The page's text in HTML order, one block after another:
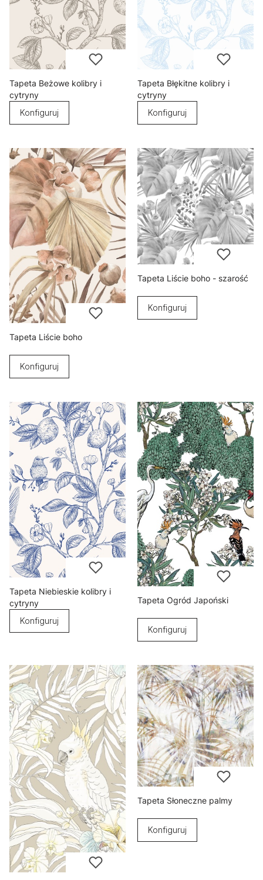
Tapeta Beżowe kolibry i
cytryny
Konfiguruj
Tapeta Błękitne kolibry i
cytryny
Konfiguruj
Tapeta Liście boho
Konfiguruj
Tapeta Liście boho - szarość
Konfiguruj
Tapeta Niebieskie kolibry i
cytryny
Konfiguruj
Tapeta Ogród Japoński
Konfiguruj
Tapeta Słoneczne palmy
Konfiguruj